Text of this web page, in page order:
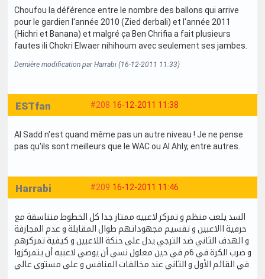
Choufou la déférence entre le nombre des ballons qui arrive
pour le gardien l'année 2010 (Zied derbali) et l'année 2011
(Hichri et Banana) et malgré ça Ben Chrifia a fait plusieurs
fautes ili Chokri Elwaer nihihoum avec seulement ses jambes.
Dernière modification par Harrabi (16-12-2011 11:33)
#208 16-12-2011 11:38
ESTfan
Al Sadd n'est quand même pas un autre niveau ! Je ne pense
pas qu'ils sont meilleurs que le WAC ou Al Ahly, entre autres.
#209 16-12-2011 11:46
Harrabi
السد يلعب منظم و تمركز لاعبيه ممتاز جدا كل الخطوط متناسقة مع
حرفية االاعبين و تقسيم مجهوداتهم طوال المقابلة و عدم المجازفة
و الهدف الثاني ضد الترجي يدل على حنكة اللاعبين و كيفية تمركزهم
و ضرب الكرة في 6م في حين معلول نسي أن يوصي لاعبيه أن يتمركزوا
في القائم الأول و الثاني عند مخالفات المنافس و على مستوى عالي